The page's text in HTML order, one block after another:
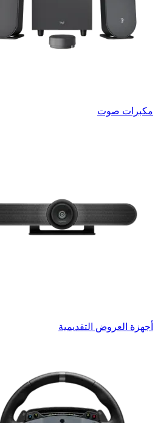
مكبرات صوت
أجهزة العروض التقديمية